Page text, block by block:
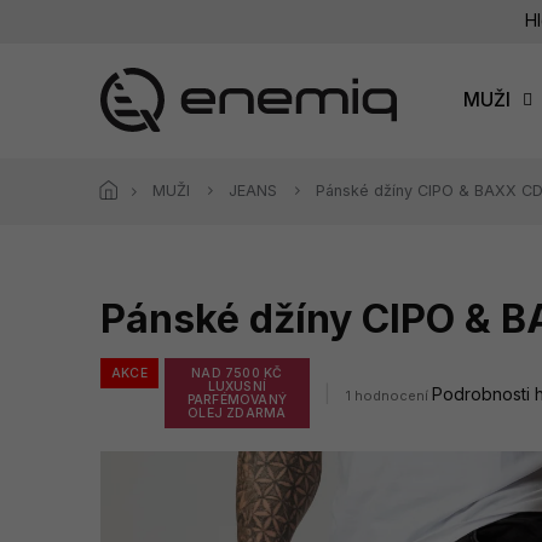
MUŽI
MUŽI JEANS Pánské džíny CIPO & BAXX
Pánské džíny CIPO &
AKCE
NAD 7500 KČ
LUXUSNÍ
PARFÉMOVANÝ
OLEJ ZDARMA
Průměrné
1 hodnocení Podrobnosti